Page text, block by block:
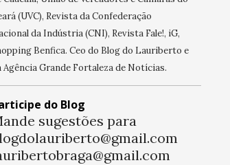
(UVC), Revista da Confederação
da Indústria (CNI), Revista Fale!, iG,
Benfica. Ceo do Blog do Lauriberto e
Agência Grande Fortaleza de Notícias.
do Blog
sugestões para